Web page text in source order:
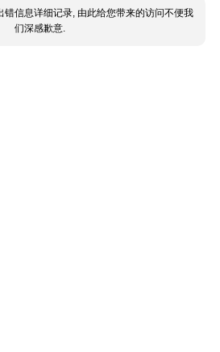
错信息详细记录, 由此给您带来的访问不便我
们深感歉意.